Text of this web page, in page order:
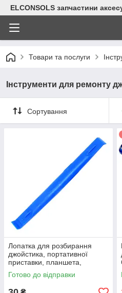
ELCONSOLS запчастини
Товари та послуги
Інструменти для ремонту
Сортування
Лопатка для розбирання
джойстика, портативної
приставки, планшета,
телефону
Готово до відправки